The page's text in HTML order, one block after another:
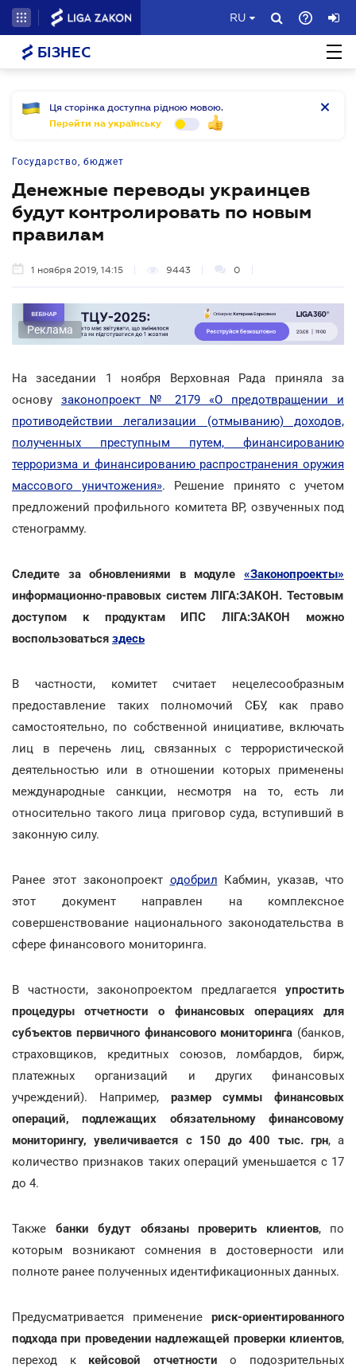
RU
БІЗНЕС
Ця сторінка доступна рідною мовою.
Перейти на українську
Государство, бюджет
Денежные переводы украинцев
будут контролировать по новым
правилам
1 ноября 2019, 14:15 9443 0
Реклама
На заседании 1 ноября Верховная Рада приняла за
основу законопроект № 2179 «О предотвращении и
противодействии легализации (отмыванию) доходов,
полученных преступным путем, финансированию
терроризма и финансированию распространения оружия
массового уничтожения». Решение принято с учетом
предложений профильного комитета ВР, озвученных под
стенограмму.
Следите за обновлениями в модуле «Законопроекты»
информационно-правовых систем ЛІГА:ЗАКОН. Тестовым
доступом к продуктам ИПС ЛІГА:ЗАКОН можно
воспользоваться здесь
В частности, комитет считает нецелесообразным
предоставление таких полномочий СБУ, как право
самостоятельно, по собственной инициативе, включать
лиц в перечень лиц, связанных с террористической
деятельностью или в отношении которых применены
международные санкции, несмотря на то, есть ли
относительно такого лица приговор суда, вступивший в
законную силу.
Ранее этот законопроект одобрил Кабмин, указав, что
этот документ направлен на комплексное
совершенствование национального законодательства в
сфере финансового мониторинга.
В частности, законопроектом предлагается упростить
процедуры отчетности о финансовых операциях для
субъектов первичного финансового мониторинга (банков,
страховщиков, кредитных союзов, ломбардов, бирж,
платежных организаций и других финансовых
учреждений). Например, размер суммы финансовых
операций, подлежащих обязательному финансовому
мониторингу, увеличивается с 150 до 400 тыс. грн, а
количество признаков таких операций уменьшается с 17
до 4.
Также банки будут обязаны проверить клиентов, по
которым возникают сомнения в достоверности или
полноте ранее полученных идентификационных данных.
Предусматривается применение риск-ориентированного
подхода при проведении надлежащей проверки клиентов,
переход к кейсовой отчетности о подозрительных